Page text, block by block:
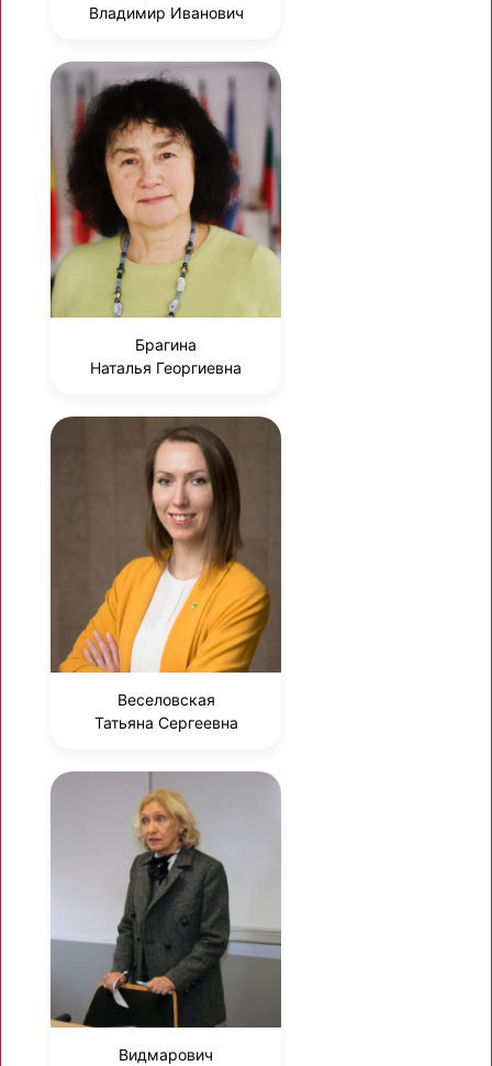
Владимир Иванович
Брагина
Наталья Георгиевна
Веселовская
Татьяна Сергеевна
Видмарович